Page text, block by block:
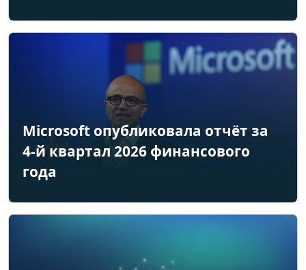
Microsoft опубликовала отчёт за
4-й квартал 2026 финансового
года